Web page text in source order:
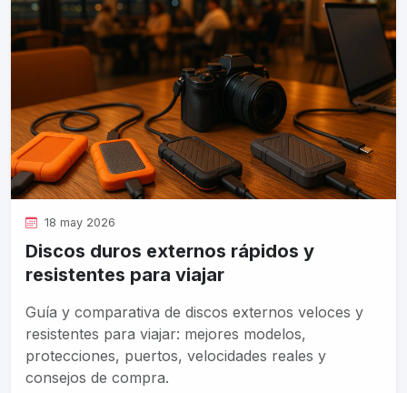
18 may 2026
Discos duros externos rápidos y
resistentes para viajar
Guía y comparativa de discos externos veloces y
resistentes para viajar: mejores modelos,
protecciones, puertos, velocidades reales y
consejos de compra.